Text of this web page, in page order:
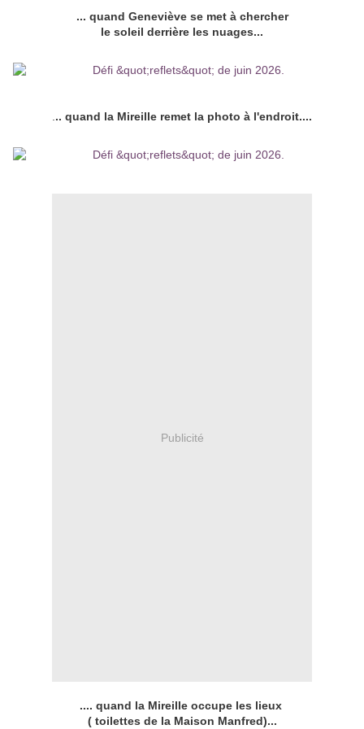
... quand Geneviève se met à chercher
le soleil derrière les nuages...
.. quand la Mireille remet la photo à l'endroit....
Publicité
.... quand la Mireille occupe les lieux
( toilettes de la Maison Manfred)...